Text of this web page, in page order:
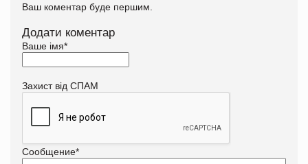
Ваш коментар буде першим.
Додати коментар
Ваше імя*
Захист від СПАМ
Сообщение*